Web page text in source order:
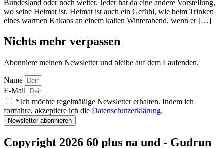
Bundesland oder noch weiter. Jeder hat da eine andere Vorstellung,
wo seine Heimat ist. Heimat ist auch ein Gefühl, wie beim Trinken
eines warmen Kakaos an einem kalten Winterabend, wenn er […]
Nichts mehr verpassen
Abonniere meinen Newsletter und bleibe auf dem Laufenden.
Name
E-Mail
*Ich möchte regelmäßige Newsletter erhalten. Indem ich
fortfahre, akzeptiere ich die Datenschutzerklärung.
Newsletter abonnieren
Copyright 2026 60 plus na und - Gudrun